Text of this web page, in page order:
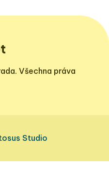
Všechna práva
Studio